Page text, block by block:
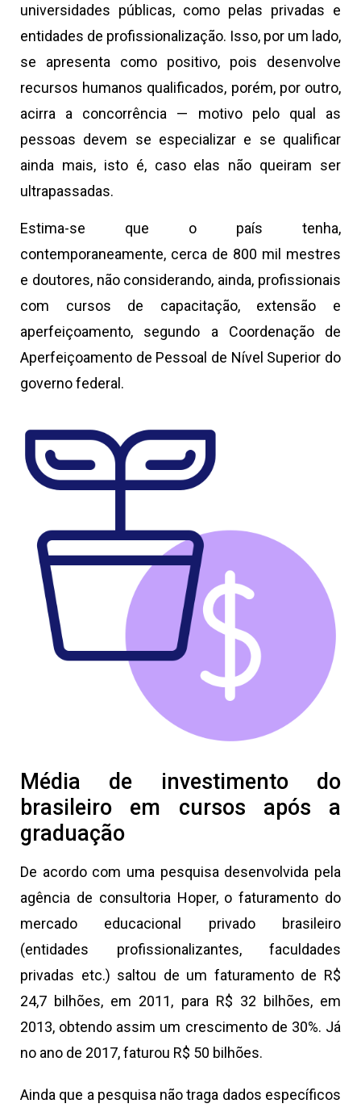
universidades públicas, como pelas privadas e
entidades de profissionalização. Isso, por um lado,
se apresenta como positivo, pois desenvolve
recursos humanos qualificados, porém, por outro,
acirra a concorrência — motivo pelo qual as
pessoas devem se especializar e se qualificar
ainda mais, isto é, caso elas não queiram ser
ultrapassadas.
Estima-se que o país tenha,
contemporaneamente, cerca de 800 mil mestres
e doutores, não considerando, ainda, profissionais
com cursos de capacitação, extensão e
aperfeiçoamento, segundo a Coordenação de
Aperfeiçoamento de Pessoal de Nível Superior do
governo federal.
Média de investimento do
brasileiro em cursos após a
graduação
De acordo com uma pesquisa desenvolvida pela
agência de consultoria Hoper, o faturamento do
mercado educacional privado brasileiro
(entidades profissionalizantes, faculdades
privadas etc.) saltou de um faturamento de R$
24,7 bilhões, em 2011, para R$ 32 bilhões, em
2013, obtendo assim um crescimento de 30%. Já
no ano de 2017, faturou R$ 50 bilhões.
Ainda que a pesquisa não traga dados específicos